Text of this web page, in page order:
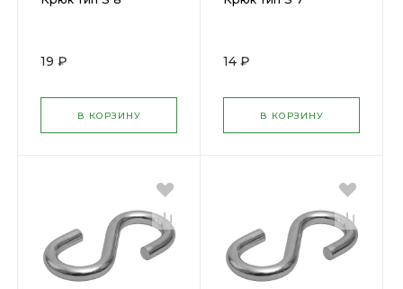
19 ₽
В КОРЗИНУ
14 ₽
В КОРЗИНУ